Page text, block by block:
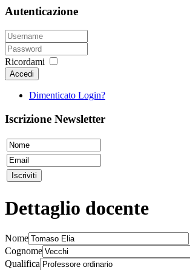
Autenticazione
Ricordami
Accedi
Dimenticato Login?
Iscrizione Newsletter
Dettaglio docente
Nome
Cognome
Qualifica